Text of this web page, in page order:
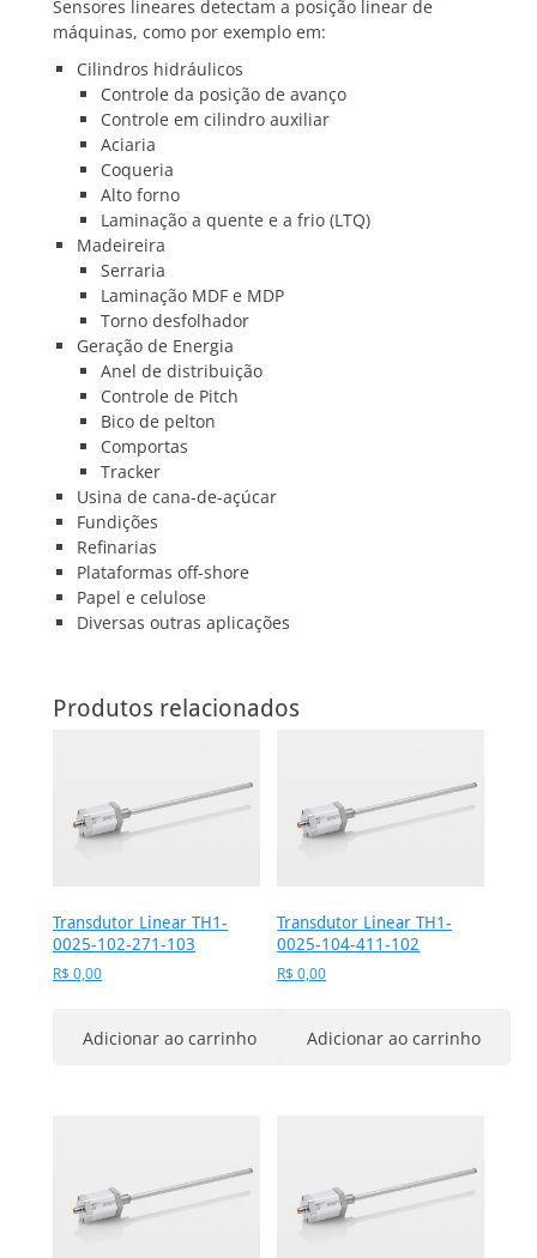
Sensores lineares detectam a posição linear de
máquinas, como por exemplo em:
Cilindros hidráulicos
Controle da posição de avanço
Controle em cilindro auxiliar
Aciaria
Coqueria
Alto forno
Laminação a quente e a frio (LTQ)
Madeireira
Serraria
Laminação MDF e MDP
Torno desfolhador
Geração de Energia
Anel de distribuição
Controle de Pitch
Bico de pelton
Comportas
Tracker
Usina de cana-de-açúcar
Fundições
Refinarias
Plataformas off-shore
Papel e celulose
Diversas outras aplicações
Produtos relacionados
Transdutor Linear TH1-
0025-102-271-103
R$ 0,00
Adicionar ao carrinho
Transdutor Linear TH1-
0025-104-411-102
R$ 0,00
Adicionar ao carrinho